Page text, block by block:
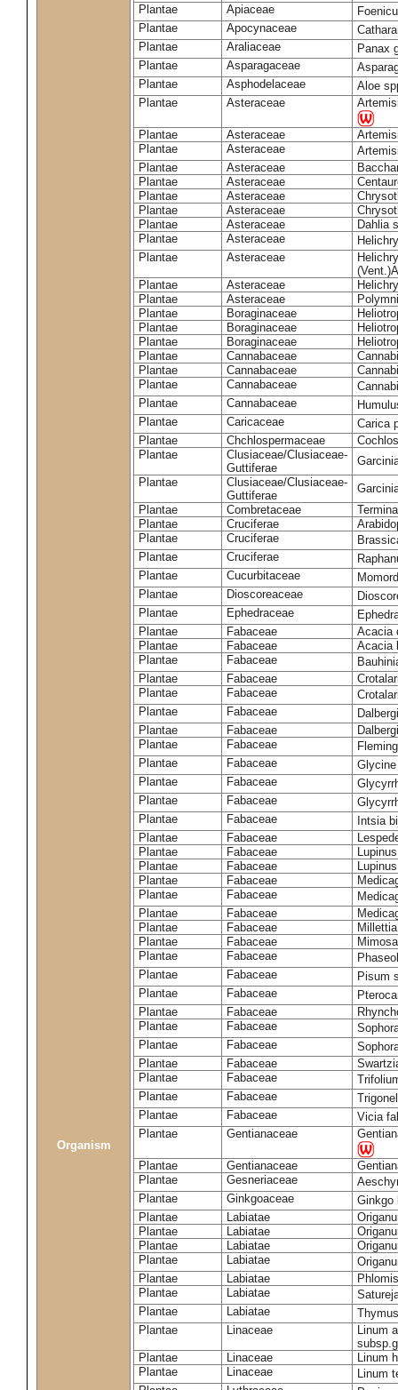
Organism
Plantae
Apiaceae
Plantae
Apocynaceae
Plantae
Araliaceae
Panax
Plantae
Asparagaceae
Plantae
Asphodelaceae
Aloe
Plantae
Asteraceae
Plantae Asteraceae
Plantae
Asteraceae
Plantae
Asteraceae
Plantae
Asteraceae
Plantae
Asteraceae
Plantae
Asteraceae
Plantae
Asteraceae
Dahlia
Plantae
Asteraceae
Plantae
Asteraceae
Plantae
Asteraceae
Plantae
Asteraceae
Plantae
Boraginaceae
Plantae
Boraginaceae
Plantae
Boraginaceae
Plantae
Cannabaceae
Plantae
Cannabaceae
Plantae
Cannabaceae
Plantae
Cannabaceae
Plantae
Caricaceae
Carica
Plantae
Chchlospermaceae
Plantae
Clusiaceae/Clusiaceae-
Guttiferae
Plantae
Clusiaceae/Clusiaceae-
Guttiferae
Plantae
Combretaceae
Plantae
Cruciferae
Plantae
Cruciferae
Plantae
Cruciferae
Plantae
Cucurbitaceae
Plantae
Dioscoreaceae
Plantae
Ephedraceae
Plantae
Fabaceae
Acacia
Plantae
Fabaceae
Acacia
Plantae
Fabaceae
Plantae
Fabaceae
Plantae
Fabaceae
Plantae
Fabaceae
Plantae
Fabaceae
Plantae
Fabaceae
Plantae
Fabaceae
Plantae
Fabaceae
Plantae
Fabaceae
Plantae
Fabaceae
Intsia
Plantae
Fabaceae
Plantae
Fabaceae
Plantae
Fabaceae
Plantae
Fabaceae
Plantae
Fabaceae
Plantae
Fabaceae
Plantae
Fabaceae
Plantae
Fabaceae
Plantae
Fabaceae
Plantae
Fabaceae
Pisum
Plantae
Fabaceae
Plantae
Fabaceae
Plantae
Fabaceae
Plantae
Fabaceae
Plantae
Fabaceae
Plantae
Fabaceae
Plantae
Fabaceae
Plantae
Fabaceae
Vicia
Plantae
Gentianaceae
Plantae Gentianaceae
Plantae
Gesneriaceae
Plantae
Ginkgoaceae
Plantae
Labiatae
Plantae
Labiatae
Plantae
Labiatae
Plantae
Labiatae
Plantae
Labiatae
Plantae
Labiatae
Plantae
Labiatae
Plantae
Linaceae
Linum
Plantae
Linaceae
Linum
Plantae
Linaceae
Linum